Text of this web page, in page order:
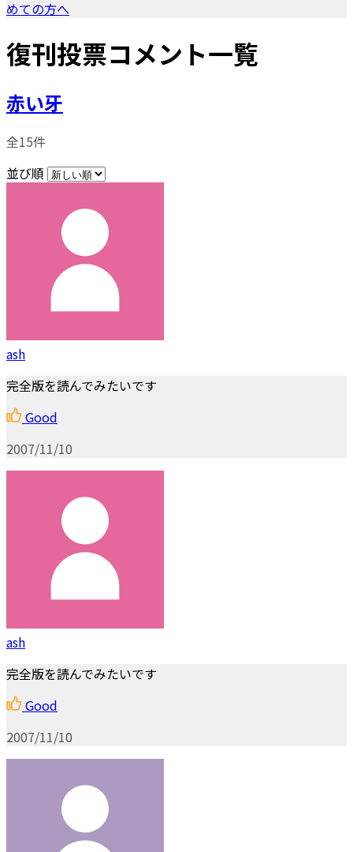
めての方へ
復刊投票コメント一覧
赤い牙
全15件
並び順
ash
完全版を読んでみたいです
Good
2007/11/10
ash
完全版を読んでみたいです
Good
2007/11/10